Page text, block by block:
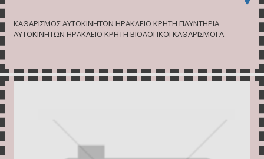
ΚΑΘΑΡΙΣΜΟΣ ΑΥΤΟΚΙΝΗΤΩΝ ΗΡΑΚΛΕΙΟ ΚΡΗΤΗ ΠΛΥΝΤΗΡΙΑ
ΑΥΤΟΚΙΝΗΤΩΝ ΗΡΑΚΛΕΙΟ ΚΡΗΤΗ ΒΙΟΛΟΓΙΚΟΙ ΚΑΘΑΡΙΣΜΟΙ Α